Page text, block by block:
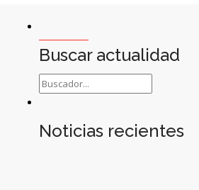
Buscar actualidad
Noticias recientes